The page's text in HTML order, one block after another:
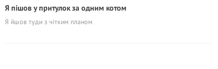
Я пішов у притулок за одним котом
Я йшов туди з чітким планом